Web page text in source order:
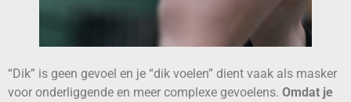
“Dik” is geen gevoel en je “dik voelen” dient vaak als masker
voor onderliggende en meer complexe gevoelens. Omdat je